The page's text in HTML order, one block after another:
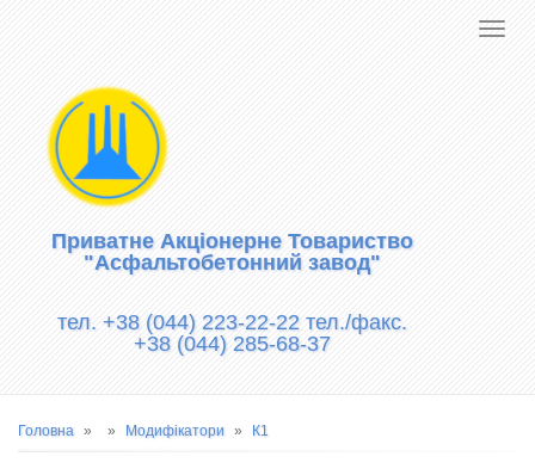
Приватне Акціонерне Товариство
"Асфальтобетонний завод"
тел. +38 (044) 223-22-22 тел./факс.
+38 (044) 285-68-37
Рядок
Головна Модифікатори К1